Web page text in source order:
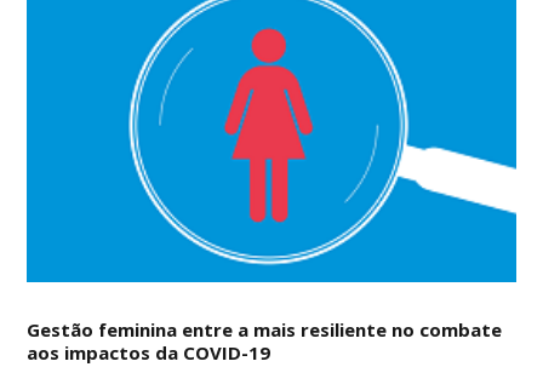
Gestão feminina entre a mais resiliente no combate
aos impactos da COVID-19